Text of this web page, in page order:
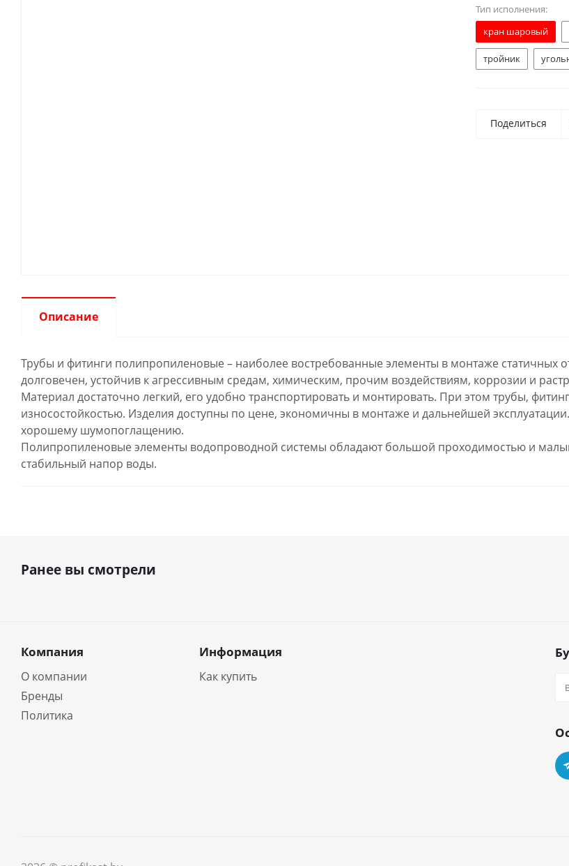
Тип исполнения:
кран шаровый
тройник
Поделиться
Описание
Трубы и фитинги полипропиленовые – наиболее востребованные элементы в монтаже статичных
долговечен, устойчив к агрессивным средам, химическим, прочим воздействиям, коррозии и
Материал достаточно легкий, его удобно транспортировать и монтировать. При этом трубы,
износостойкостью. Изделия доступны по цене, экономичны в монтаже и дальнейшей
хорошему шумопоглащению.
Полипропиленовые элементы водопроводной системы обладают большой проходимостью и
стабильный напор воды.
Ранее вы смотрели
Компания
О компании
Бренды
Политика
Информация
Как купить